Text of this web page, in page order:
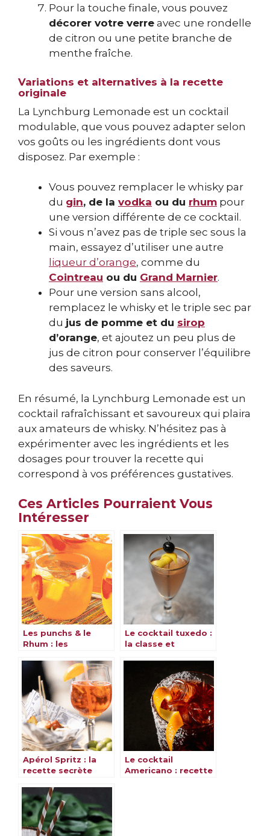
Pour la touche finale, vous pouvez
décorer votre verre avec une rondelle
de citron ou une petite branche de
menthe fraîche.
Variations et alternatives à la recette
originale
La Lynchburg Lemonade est un cocktail
modulable, que vous pouvez adapter selon
vos goûts ou les ingrédients dont vous
disposez. Par exemple :
Vous pouvez remplacer le whisky par
du gin, de la vodka ou du rhum pour
une version différente de ce cocktail.
Si vous n’avez pas de triple sec sous la
main, essayez d’utiliser une autre
liqueur d’orange, comme du
Cointreau ou du Grand Marnier.
Pour une version sans alcool,
remplacez le whisky et le triple sec par
du jus de pomme et du sirop
d’orange, et ajoutez un peu plus de
jus de citron pour conserver l’équilibre
des saveurs.
En résumé, la Lynchburg Lemonade est un
cocktail rafraîchissant et savoureux qui plaira
aux amateurs de whisky. N’hésitez pas à
expérimenter avec les ingrédients et les
dosages pour trouver la recette qui
correspond à vos préférences gustatives.
Ces Articles Pourraient Vous
Intéresser
Les punchs & le
Rhum : les
Le cocktail tuxedo :
la classe et
Apérol Spritz : la
recette secrète
inoubliable
Le cocktail
Americano : recette